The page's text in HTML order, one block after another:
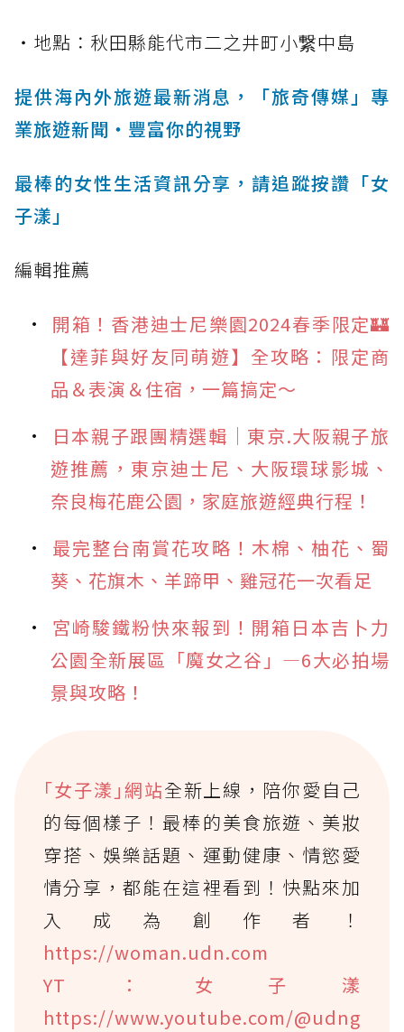
・地點：秋田縣能代市二之井町小繋中島
提供海內外旅遊最新消息，「旅奇傳媒」專
業旅遊新聞‧豐富你的視野
最棒的女性生活資訊分享，請追蹤按讚「女
子漾」
編輯推薦
開箱！香港迪士尼樂園2024春季限定🏰
【達菲與好友同萌遊】全攻略：限定商
品＆表演＆住宿，一篇搞定～
日本親子跟團精選輯｜東京.大阪親子旅
遊推薦，東京迪士尼、大阪環球影城、
奈良梅花鹿公園，家庭旅遊經典行程！
最完整台南賞花攻略！木棉、柚花、蜀
葵、花旗木、羊蹄甲、雞冠花一次看足
宮崎駿鐵粉快來報到！開箱日本吉卜力
公園全新展區「魔女之谷」—6大必拍場
景與攻略！
｢女子漾｣網站全新上線，陪你愛自己
的每個樣子！最棒的美食旅遊、美妝
穿搭、娛樂話題、運動健康、情慾愛
情分享，都能在這裡看到！快點來加
入成為創作者！
https://woman.udn.com
YT：女子漾
https://www.youtube.com/@udng